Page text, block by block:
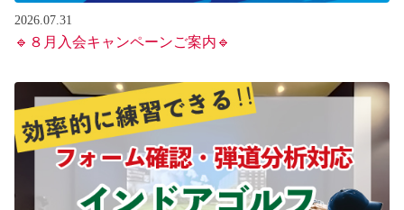
2026.07.31
🔹８月入会キャンペーンご案内🔹